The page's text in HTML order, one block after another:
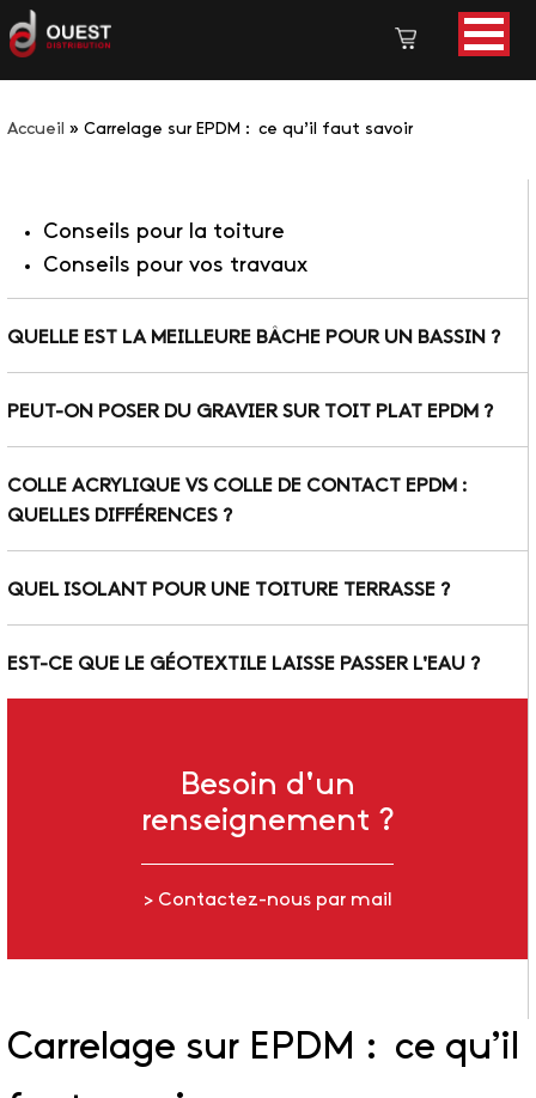
Accueil » Carrelage sur EPDM : ce qu’il faut savoir
Conseils pour la toiture
Conseils pour vos travaux
QUELLE EST LA MEILLEURE BÂCHE POUR UN BASSIN ?
PEUT-ON POSER DU GRAVIER SUR TOIT PLAT EPDM ?
COLLE ACRYLIQUE VS COLLE DE CONTACT EPDM :
QUELLES DIFFÉRENCES ?
QUEL ISOLANT POUR UNE TOITURE TERRASSE ?
EST-CE QUE LE GÉOTEXTILE LAISSE PASSER L'EAU ?
Besoin d'un
renseignement ?
> Contactez-nous par mail
Carrelage sur EPDM : ce qu’il